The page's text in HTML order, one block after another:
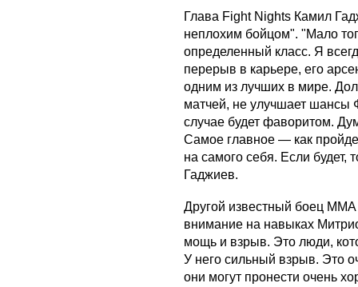
Глава Fight Nights Камил
неплохим бойцом". "Мало
определенный класс. Я
перерыв в карьере, его
одним из лучших в мире.
матчей, не улучшает шансы
случае будет фаворитом.
Самое главное — как
на самого себя. Если будет,
Гаджиев.
Другой известный боец
внимание на навыках
мощь и взрыв. Это люди,
У него сильный взрыв. Это
они могут пронести очень